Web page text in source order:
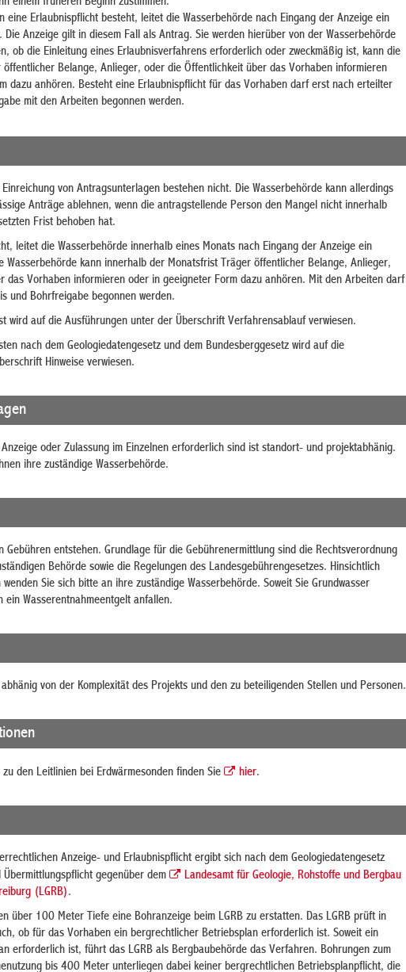
eine Erlaubnispflicht besteht, leitet die Wasserbehörde nach Eingang der Anzeige ein
Die Anzeige gilt in diesem Fall als Antrag. Sie werden hierüber von der Wasserbehörde
ob die Einleitung eines Erlaubnisverfahrens erforderlich oder zweckmäßig ist, kann die
öffentlicher Belange, Anlieger, oder die Öffentlichkeit über das Vorhaben informieren
dazu anhören. Besteht eine Erlaubnispflicht für das Vorhaben darf erst nach erteilter
mit den Arbeiten begonnen werden.
von Antragsunterlagen bestehen nicht. Die Wasserbehörde kann allerdings
Anträge ablehnen, wenn die antragstellende Person den Mangel nicht innerhalb
Frist behoben hat.
leitet die Wasserbehörde innerhalb eines Monats nach Eingang der Anzeige ein
Wasserbehörde kann innerhalb der Monatsfrist Träger öffentlicher Belange, Anlieger,
das Vorhaben informieren oder in geeigneter Form dazu anhören. Mit den Arbeiten darf
und Bohrfreigabe begonnen werden.
wird auf die Ausführungen unter der Überschrift Verfahrensablauf verwiesen.
nach dem Geologiedatengesetz und dem Bundesberggesetz wird auf die
Hinweise verwiesen.
oder Zulassung im Einzelnen erforderlich sind ist standort- und projektabhänig.
ihre zuständige Wasserbehörde.
Gebühren entstehen. Grundlage für die Gebührenermittlung sind die Rechtsverordnung
Behörde sowie die Regelungen des Landesgebührengesetzes. Hinsichtlich
Sie sich bitte an ihre zuständige Wasserbehörde. Soweit Sie Grundwasser
ein Wasserentnahmeentgelt anfallen.
von der Komplexität des Projekts und den zu beteiligenden Stellen und Personen.
den Leitlinien bei Erdwärmesonden finden Sie hier.
Anzeige- und Erlaubnispflicht ergibt sich nach dem Geologiedatengesetz
gegenüber dem
Landesamt für Geologie, Rohstoffe und Bergbau
(LGRB).
über 100 Meter Tiefe eine Bohranzeige beim LGRB zu erstatten. Das LGRB prüft in
ob für das Vorhaben ein bergrechtlicher Betriebsplan erforderlich ist. Soweit ein
erforderlich ist, führt das LGRB als Bergbaubehörde das Verfahren. Bohrungen zum
bis 400 Meter unterliegen dabei keiner bergrechtlichen Betriebsplanpflicht, die